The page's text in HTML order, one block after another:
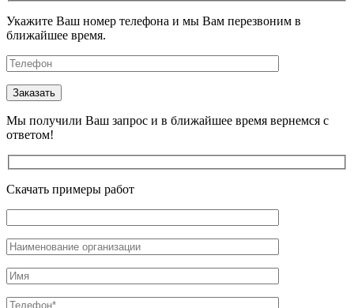
Укажите Ваш номер телефона и мы Вам перезвоним в
ближайшее время.
Мы получили Ваш запрос и в ближайшее время вернемся с
ответом!
Скачать примеры работ